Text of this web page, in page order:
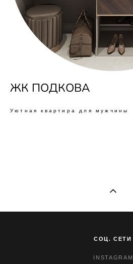
ЖК ПОДКОВА
Уютная квартира для мужчины
СОЦ. СЕТИ
INSTAGRAM